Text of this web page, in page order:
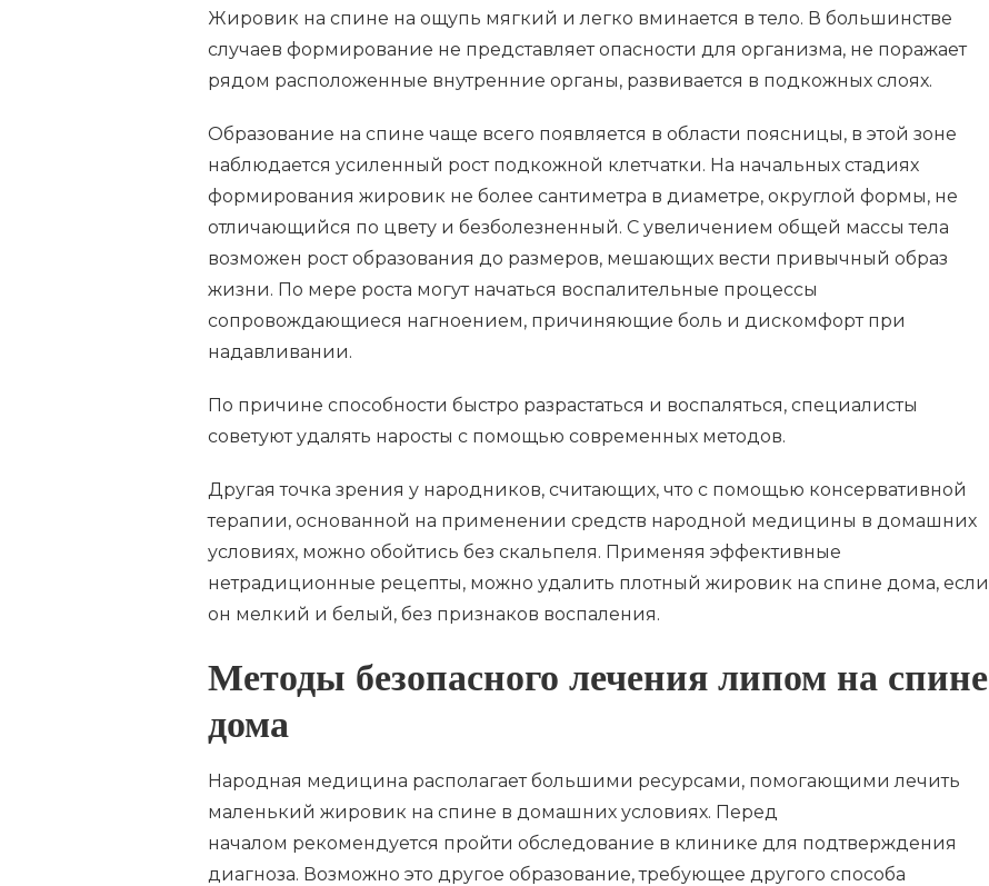
Жировик на спине на ощупь мягкий и легко вминается в тело. В большинстве
случаев формирование не представляет опасности для организма, не поражает
рядом расположенные внутренние органы, развивается в подкожных слоях.
Образование на спине чаще всего появляется в области поясницы, в этой зоне
наблюдается усиленный рост подкожной клетчатки. На начальных стадиях
формирования жировик не более сантиметра в диаметре, округлой формы, не
отличающийся по цвету и безболезненный. С увеличением общей массы тела
возможен рост образования до размеров, мешающих вести привычный образ
жизни. По мере роста могут начаться воспалительные процессы
сопровождающиеся нагноением, причиняющие боль и дискомфорт при
надавливании.
По причине способности быстро разрастаться и воспаляться, специалисты
советуют удалять наросты с помощью современных методов.
Другая точка зрения у народников, считающих, что с помощью консервативной
терапии, основанной на применении средств народной медицины в домашних
условиях, можно обойтись без скальпеля. Применяя эффективные
нетрадиционные рецепты, можно удалить плотный жировик на спине дома, если
он мелкий и белый, без признаков воспаления.
Методы безопасного лечения липом на спине
дома
Народная медицина располагает большими ресурсами, помогающими лечить
маленький жировик на спине в домашних условиях. Перед
началом рекомендуется пройти обследование в клинике для подтверждения
диагноза. Возможно это другое образование, требующее другого способа